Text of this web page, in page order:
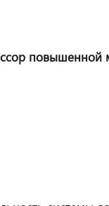
повышенной